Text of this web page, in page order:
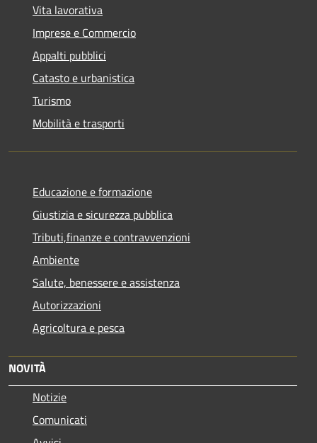
Vita lavorativa
Imprese e Commercio
Appalti pubblici
Catasto e urbanistica
Turismo
Mobilità e trasporti
Educazione e formazione
Giustizia e sicurezza pubblica
Tributi,finanze e contravvenzioni
Ambiente
Salute, benessere e assistenza
Autorizzazioni
Agricoltura e pesca
NOVITÀ
Notizie
Comunicati